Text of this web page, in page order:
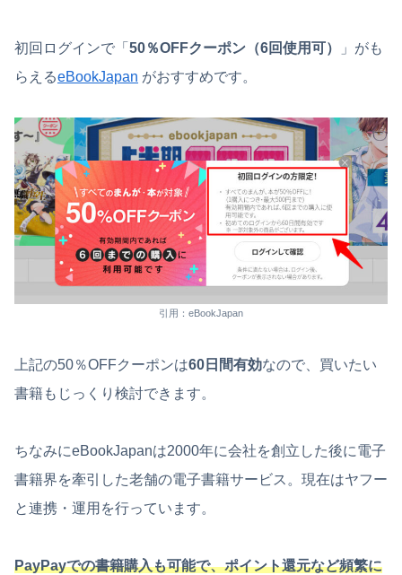
初回ログインで「 50％OFFクーポン（6回使用可）
」がも
らえるeBookJapan がおすすめです。
引用：eBookJapan
上記の50％OFFクーポンは60日間有効なので、買いたい
書籍もじっくり検討できます。
ちなみにeBookJapanは2000年に会社を創立した後に電子
書籍界を牽引した老舗の電子書籍サービス。現在はヤフー
と連携・運用を行っています。
PayPayでの書籍購入も可能で、ポイント還元など頻繁に